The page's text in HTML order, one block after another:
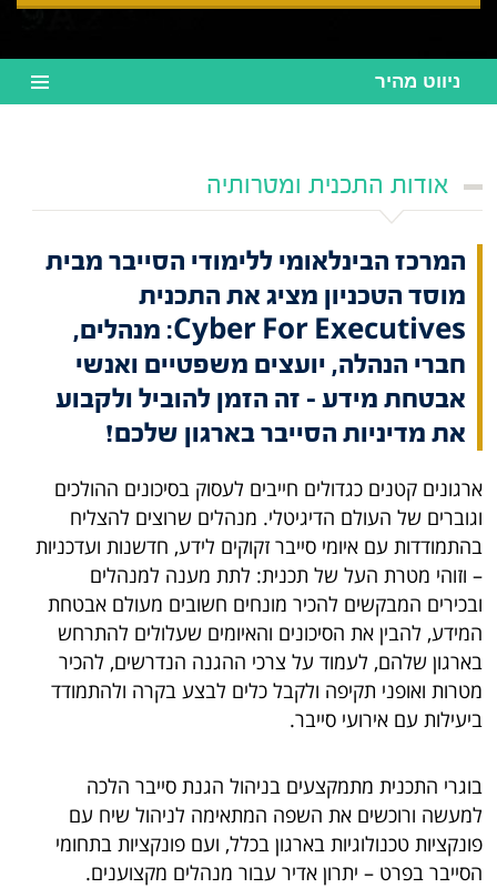
ניווט מהיר
אודות התכנית ומטרותיה
המרכז הבינלאומי ללימודי הסייבר מבית
מוסד הטכניון מציג את התכנית
Cyber For Executives: מנהלים,
חברי הנהלה, יועצים משפטיים ואנשי
אבטחת מידע – זה הזמן להוביל ולקבוע
את מדיניות הסייבר בארגון שלכם!
ארגונים קטנים כגדולים חייבים לעסוק בסיכונים ההולכים
וגוברים של העולם הדיגיטלי. מנהלים שרוצים להצליח
בהתמודדות עם איומי סייבר זקוקים לידע, חדשנות ועדכניות
– וזוהי מטרת העל של תכנית: לתת מענה למנהלים
ובכירים המבקשים להכיר מונחים חשובים מעולם אבטחת
המידע, להבין את הסיכונים והאיומים שעלולים להתרחש
בארגון שלהם, לעמוד על צרכי ההגנה הנדרשים, להכיר
מטרות ואופני תקיפה ולקבל כלים לבצע בקרה ולהתמודד
ביעילות עם אירועי סייבר.
בוגרי התכנית מתמקצעים בניהול הגנת סייבר הלכה
למעשה ורוכשים את השפה המתאימה לניהול שיח עם
פונקציות טכנולוגיות בארגון בכלל, ועם פונקציות בתחומי
הסייבר בפרט – יתרון אדיר עבור מנהלים מקצוענים.